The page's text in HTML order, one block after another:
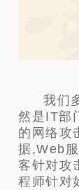
我们
然是IT部
的网络攻
据,Web
客针对攻
程师针对